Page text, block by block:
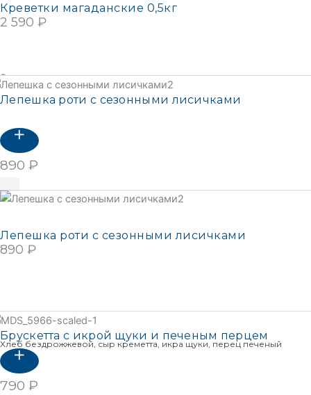
Креветки магаданские 0,5кг
2 590 ₽
Закуски
Лепешка роти с сезонными лисичками
890 ₽
Лепешка роти с сезонными лисичками
890 ₽
Брускетта с икрой щуки и печеным перцем
Хлеб бездрожжевой, сыр креметта, икра щуки, перец печеный
790 ₽